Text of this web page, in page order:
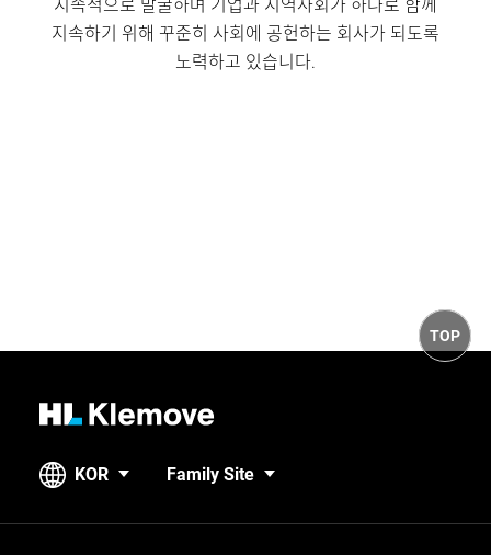
지속적으로 발굴하며 기업과 지역사회가 하나로 함께
지속하기 위해 꾸준히 사회에 공헌하는 회사가 되도록
노력하고 있습니다.
H
L
K
l
KOR Family Site
TOP